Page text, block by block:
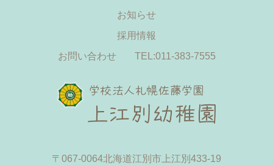
お知らせ
採用情報
お問い合わせ
TEL:011-383-7555
〒067-0064北海道江別市上江別433-19